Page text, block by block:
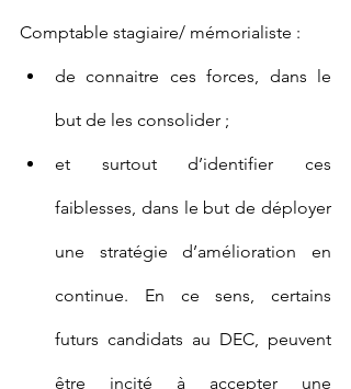
Comptable stagiaire/ mémorialiste :
de connaitre ces forces, dans le
but de les consolider ;
et surtout d’identifier ces
faiblesses, dans le but de déployer
une stratégie d’amélioration en
continue. En ce sens, certains
futurs candidats au DEC, peuvent
être incité à accepter une